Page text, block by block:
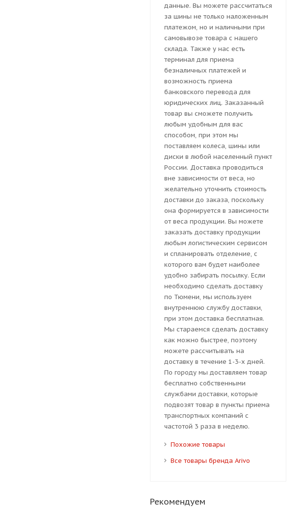
данные. Вы можете рассчитаться
за шины не только наложенным
платежом, но и наличными при
самовывозе товара с нашего
склада. Также у нас есть
терминал для приема
безналичных платежей и
возможность приема
банковского перевода для
юридических лиц. Заказанный
товар вы сможете получить
любым удобным для вас
способом, при этом мы
поставляем колеса, шины или
диски в любой населенный пункт
России. Доставка проводиться
вне зависимости от веса, но
желательно уточнить стоимость
доставки до заказа, поскольку
она формируется в зависимости
от веса продукции. Вы можете
заказать доставку продукции
любым логистическим сервисом
и спланировать отделение, с
которого вам будет наиболее
удобно забирать посылку. Если
необходимо сделать доставку
по Тюмени, мы используем
внутреннюю службу доставки,
при этом доставка бесплатная.
Мы стараемся сделать доставку
как можно быстрее, поэтому
можете рассчитывать на
доставку в течение 1-3-х дней.
По городу мы доставляем товар
бесплатно собственными
службами доставки, которые
подвозят товар в пункты приема
транспортных компаний с
частотой 3 раза в неделю.
Похожие товары
Все товары бренда Arivo
Рекомендуем